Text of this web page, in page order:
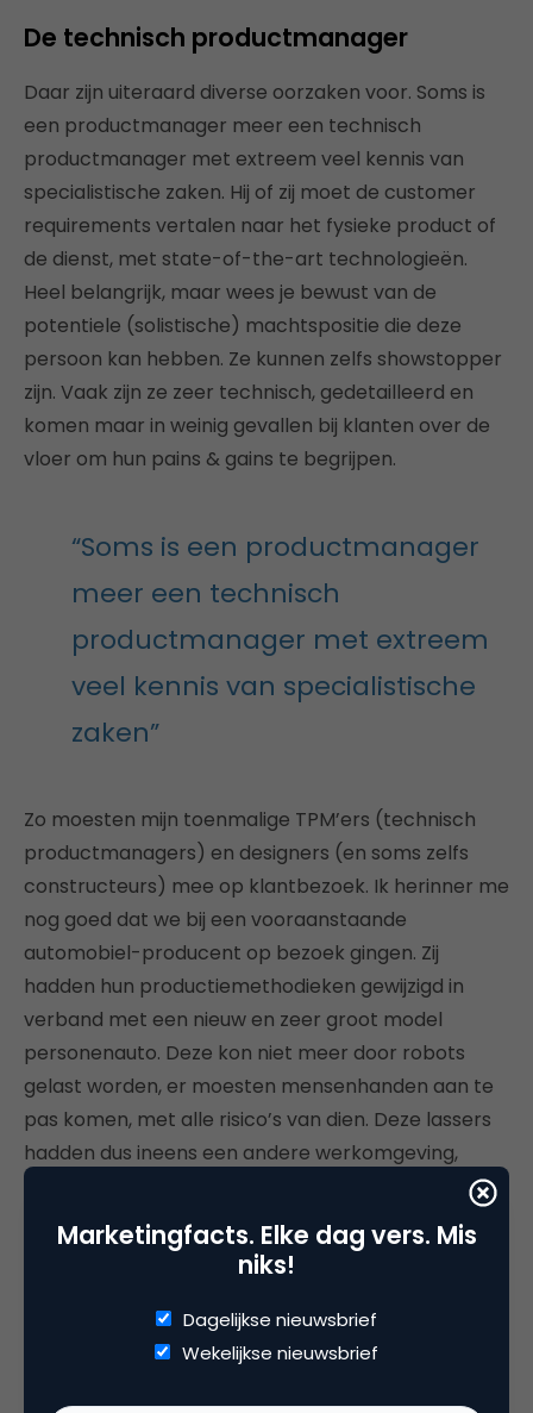
De technisch productmanager
Daar zijn uiteraard diverse oorzaken voor. Soms is
een productmanager meer een technisch
productmanager met extreem veel kennis van
specialistische zaken. Hij of zij moet de customer
requirements vertalen naar het fysieke product of
de dienst, met state-of-the-art technologieën.
Heel belangrijk, maar wees je bewust van de
potentiele (solistische) machtspositie die deze
persoon kan hebben. Ze kunnen zelfs showstopper
zijn. Vaak zijn ze zeer technisch, gedetailleerd en
komen maar in weinig gevallen bij klanten over de
vloer om hun pains & gains te begrijpen.
“Soms is een productmanager
meer een technisch
productmanager met extreem
veel kennis van specialistische
zaken”
Zo moesten mijn toenmalige TPM’ers (technisch
productmanagers) en designers (en soms zelfs
constructeurs) mee op klantbezoek. Ik herinner me
nog goed dat we bij een vooraanstaande
automobiel-producent op bezoek gingen. Zij
hadden hun productiemethodieken gewijzigd in
verband met een nieuw en zeer groot model
personenauto. Deze kon niet meer door robots
gelast worden, er moesten mensenhanden aan te
pas komen, met alle risico’s van dien. Deze lassers
hadden dus ineens een andere werkomgeving,
Daarbij vergde het kruipen in chassis van auto’s
enige flexibiliteit van de medewerkers en van de
het team, maar de radartjes werkten. Uiteindelijk is
het een mooie combi van werkefficiency,
Marketingfacts. Elke dag vers. Mis
niks!
Dagelijkse nieuwsbrief
Wekelijkse nieuwsbrief